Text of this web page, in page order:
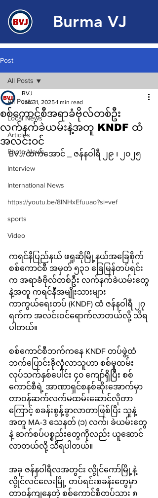
Burma VJ
Post
All Posts
Local News
Articles
Photo News
Interview
International News
https://youtu.be/8lNHxEfuuao?si=vef
sports
Video
All Posts
စစ်ကောင်စီအရာခံဗိုလ်တစ်ဦး
လက်နက်ခဲယမ်းနဲ့အတူ KNDF ထံ
အလင်းဝင်
BVJ
Jan 31, 2025 1 min read
BVJ/ထက်အောင် _ ဇန်နဝါရီ ၂၉ ၊ ၂၀၂၅
ကရင်နီပြည်နယ် ဖရူဆိုမြို့နယ်အခြေစိုက်
စစ်ကောင်စီ အမှတ် ၅၃၁ ခြေမြန်တပ်ရင်း
က အရာခံဗိုလ်တစ်ဦး လက်နက်ခဲယမ်းတွေ
နဲ့အတူ ကရင်နီအမျိုးသားများ
ကာကွယ်ရေးတပ် (KNDF) ထံ ဇန်နဝါရီ ၂၇
ရက်က အလင်းဝင်ရောက်လာတယ်လို့ သိရ
ပါတယ်။
စစ်ကောင်စီဘက်ကနေ KNDF တပ်ဖွဲ့ထံ
ဘက်ပြောင်းခိုလှုံလာသူဟာ စစ်မှုထမ်း
လုပ်သက်နှစ်ပေါင်း ၄၀ ကျော်ရှိပြီး စစ်
ကောင်စီရဲ့ အာဏာရှင်စနစ်ဆိုးအောက်မှာ
တာဝန်ဆက်လက်မထမ်းဆောင်လိုတာ
ကြောင့် စခန်းစွန့်ခွာလာတာဖြစ်ပြီး သူနဲ့
အတူ MA-3 သေနတ် (၁) လက်၊ ခဲယမ်းတွေ
နဲ့ ဆက်စပ်ပစ္စည်းတွေကိုလည်း ယူဆောင်
လာတယ်လို့ သိရပါတယ်။
အခု ဇန်နဝါရီလအတွင်း လွိုင်ကော်မြို့နဲ့
လွိုင်လင်လေးမြို့ တပ်ရင်းစခန်းတွေမှာ
တာဝန်ကျနေတဲ့ စစ်ကောင်စီတပ်သား ၈